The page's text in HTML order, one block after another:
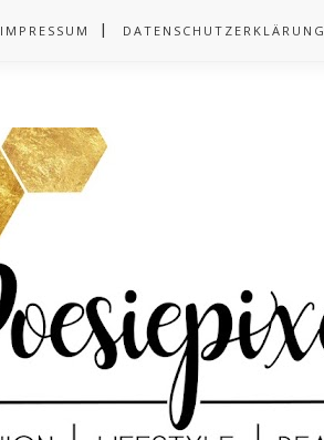
IMPRESSUM DATENSCHUTZERKLÄRUNG